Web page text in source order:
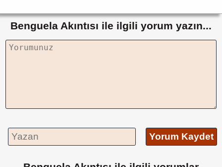
Benguela Akıntısı ile ilgili yorum yazın...
Yorum Kaydet